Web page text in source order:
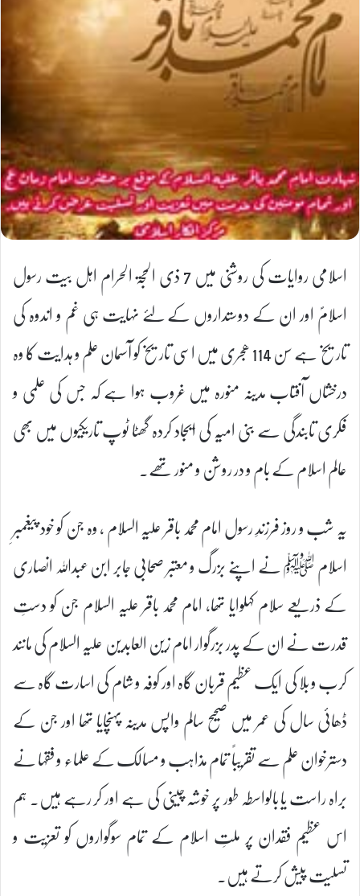
اسلامی روایات کی روشنی میں 7 ذی الحجۃ الحرام اہل بیت رسول
اسلامؐ اور ان کے دوستداروں کے لئے نہایت ہی غم و اندوہ کی
تاریخ ہے سن 114 ھجری میں اسی تاریخ کو آسمان علم و ہدایت کا وہ
درخشاں آفتاب مدینہ منورہ میں غروب ہوا ہے کہ جس کی علمی و
فکری تابندگی سے بنی امیّہ کی ایجاد کردہ گھٹا ٹوپ تاریکیوں میں بھی
عالم اسلام کے بام و در روشن و منور تھے۔
یہ شب و روز فرزندِ رسول امام محمد باقر علیہ السلام ، وہ جن کو خود پیغمبرِ
اسلام ﷺ نے اپنے بزرگ و معتبر صحابی جابر ابن عبداللہ انصاری
کے ذریعے سلام کہلوایا تھا، امام محمد باقر علیہ السلام جن کو دستِ
قدرت نے ان کے پدر بزرگوار امام زین العابدین علیہ السلام کی مانند
کرب و بلا کی ایک عظیم قربان گاہ اور کوفہ و شام کی اسارت گاہ سے
ڈھائی سال کی عمر میں صحیح سالم واپس مدینہ پہنچایا تھا اور جن کے
دسترخوان علم سے تقریباً تمام مذاہب و مسالک کے علماء و فقہا نے
براہ راست یا بالواسطہ طور پر خوشہ چینی کی ہے اور کر رہے ہیں۔ ہم
اس عظیم فقدان پر ملتِ اسلام کے تمام سوگواروں کو تعزیت و
تسلیت پیش کرتے ہیں۔